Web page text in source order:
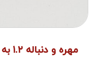
مهره و دنباله ۱.۲ به ۱۴ برنجی